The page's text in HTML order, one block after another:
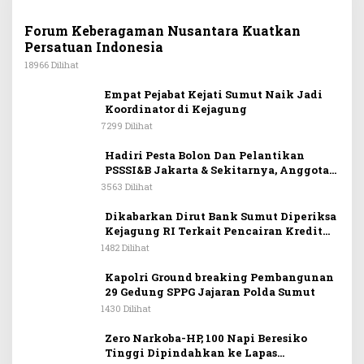
Forum Keberagaman Nusantara Kuatkan
Persatuan Indonesia
18966 Dilihat
Empat Pejabat Kejati Sumut Naik Jadi
Koordinator di Kejagung
7299 Dilihat
Hadiri Pesta Bolon Dan Pelantikan
PSSSI&B Jakarta & Sekitarnya, Anggota
DPR RI Kombes. Pol. (Purn). Dr. Maruli
Simanjuntak Dapat Berkontribusi
Membangun Bangsa
3563 Dilihat
Dikabarkan Dirut Bank Sumut Diperiksa
Kejagung RI Terkait Pencairan Kredit
PT Sritex
1482 Dilihat
Kapolri Ground breaking Pembangunan
29 Gedung SPPG Jajaran Polda Sumut
1430 Dilihat
Zero Narkoba-HP, 100 Napi Beresiko
Tinggi Dipindahkan ke Lapas